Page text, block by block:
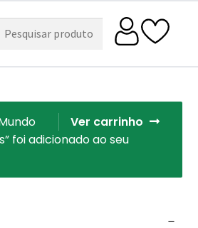
Ver carrinho
foi adicionado ao seu